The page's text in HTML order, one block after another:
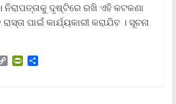
ନିରାପତ୍ତାକୁ ଦୃଷ୍ଟିରେ ରଖି ଏହି କଟକଣା
ପାଇଁ କାର୍ଯ୍ୟକାରୀ କରାଯିବ । ସୂଚନା
C
P
S